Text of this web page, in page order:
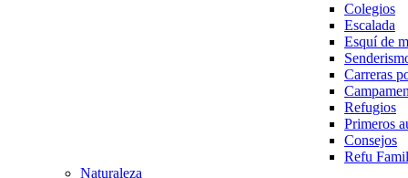
Colegios
Escalada
Esquí de
Carreras
Refugios
Primeros
Consejos
Refu
Naturaleza